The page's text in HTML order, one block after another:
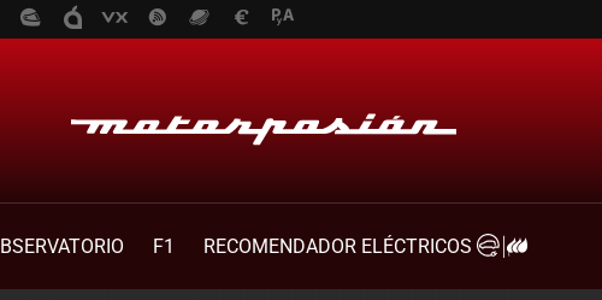
F1
RECOMENDADOR ELÉCTRICOS